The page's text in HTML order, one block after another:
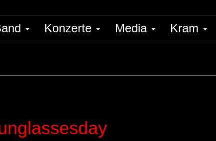
Konzerte Media Kram